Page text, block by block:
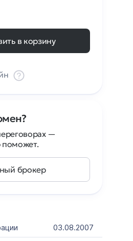
03.08.2007
в корзину
—
брокер